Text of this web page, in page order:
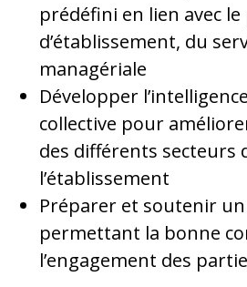
prédéfini en lien avec
d’établissement, du
managériale
Développer
collective pour
des différents secteurs
l’établissement
Préparer et soutenir un
permettant la bonne
l’engagement des